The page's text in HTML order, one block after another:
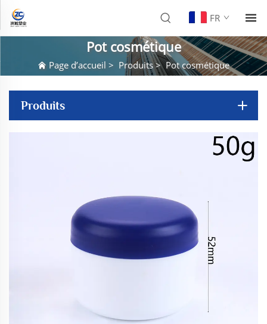
FR
Pot cosmétique
Page d’accueil > Produits>Pot cosmétique
Produits